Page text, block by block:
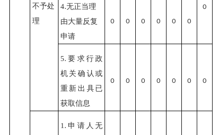
不予处
理
4.无正当理
由大量反复
申请
0 0 0 0 0 0
0
5.要求行政
机关确认或
重新出具已
获取信息
0 0 0 0 0 0 0
1.申请人无